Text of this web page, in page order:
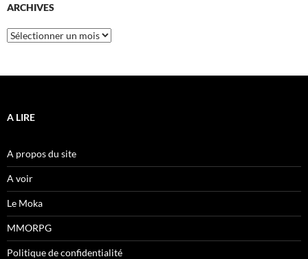
ARCHIVES
Archives
A LIRE
A propos du site
A voir
Le Moka
MMORPG
Politique de confidentialité